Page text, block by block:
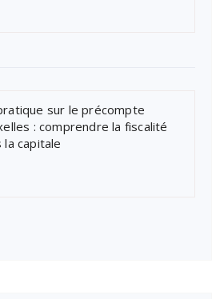
sur le précompte
: comprendre la fiscalité
capitale